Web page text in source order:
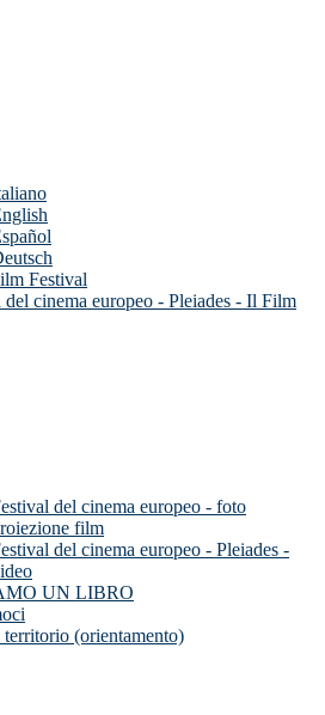
Festival
del cinema europeo - Pleiades - Il Film
del cinema europeo - foto
film
del cinema europeo - Pleiades -
UN LIBRO
(orientamento)